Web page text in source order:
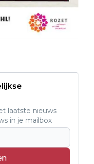
laatste nieuws
in je mailbox